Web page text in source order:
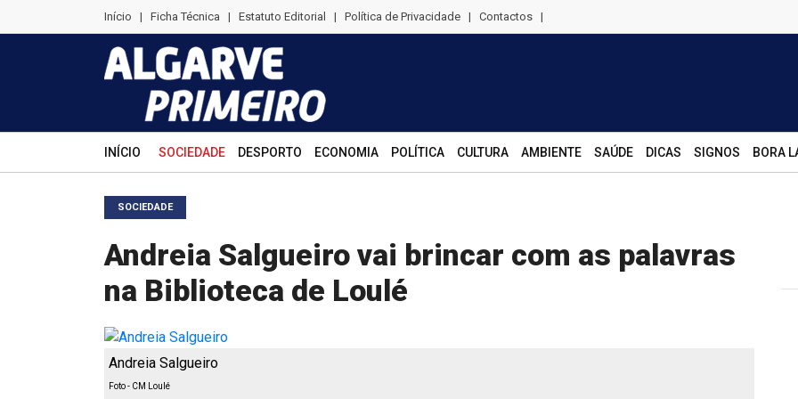
Início | Ficha Técnica | Estatuto Editorial | Política de Privacidade | Contactos |
INÍCIO SOCIEDADE DESPORTO ECONOMIA POLÍTICA CULTURA AMBIENTE SAÚDE DICAS SIGNOS BORA
SOCIEDADE
Andreia Salgueiro vai brincar com as palavras
na Biblioteca de Loulé
Andreia Salgueiro
Foto - CM Loulé